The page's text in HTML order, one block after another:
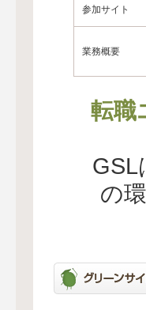
参加サイト
業務概要
転職
GSL
の